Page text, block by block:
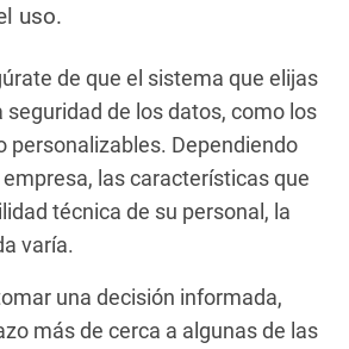
uso.
de que el sistema que elijas
seguridad de los datos, como los
personalizables. Dependiendo
las características que
técnica de su personal, la
varía.
una decisión informada,
más de cerca a algunas de las